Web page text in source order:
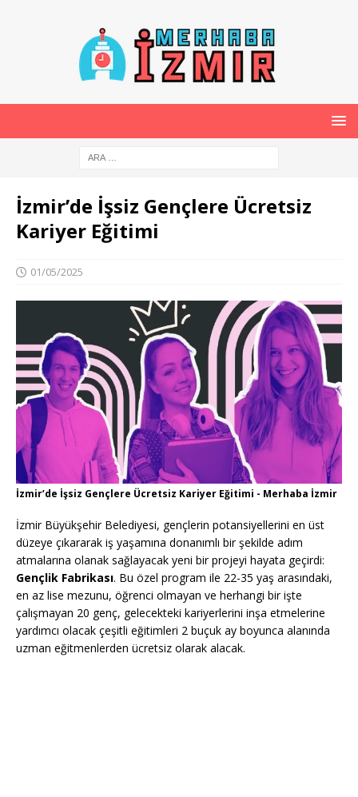
İzmir’de İşsiz Gençlere Ücretsiz
Kariyer Eğitimi
01/05/2025
İzmir’de İşsiz Gençlere Ücretsiz Kariyer Eğitimi - Merhaba İzmir
İzmir Büyükşehir Belediyesi, gençlerin potansiyellerini en üst
düzeye çıkararak iş yaşamına donanımlı bir şekilde adım
atmalarına olanak sağlayacak yeni bir projeyi hayata geçirdi:
Gençlik Fabrikası. Bu özel program ile 22-35 yaş arasındaki,
en az lise mezunu, öğrenci olmayan ve herhangi bir işte
çalışmayan 20 genç, gelecekteki kariyerlerini inşa etmelerine
yardımcı olacak çeşitli eğitimleri 2 buçuk ay boyunca alanında
uzman eğitmenlerden ücretsiz olarak alacak.